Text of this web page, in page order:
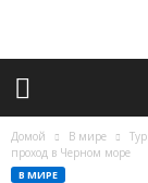
ж
Домой В мире
проход в Черном море
В МИРЕ